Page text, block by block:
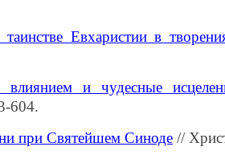
Евхаристии в
и чудесные
604.
при Святейшем Синоде //